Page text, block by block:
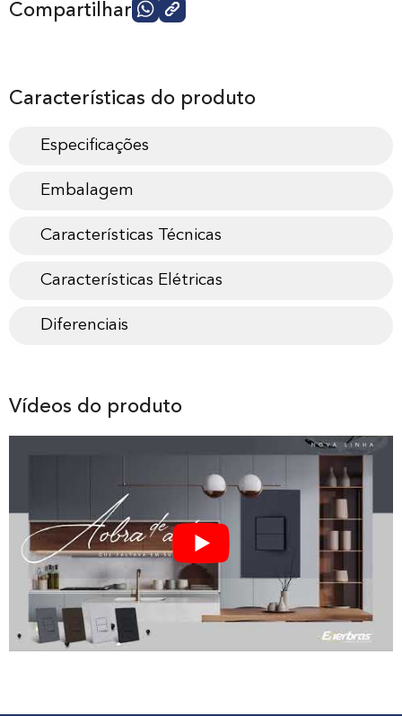
Compartilhar
Características do produto
Especificações
Embalagem
Características Técnicas
Características Elétricas
Diferenciais
Vídeos do produto